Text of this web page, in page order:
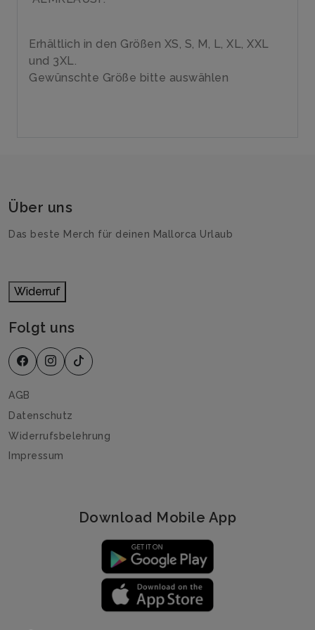
Erhältlich in den Größen XS, S, M, L, XL, XXL
und 3XL.
Gewünschte Größe bitte auswählen
Über uns
Das beste Merch für deinen Mallorca Urlaub
Widerruf
Folgt uns
AGB
Datenschutz
Widerrufsbelehrung
Impressum
Download Mobile App